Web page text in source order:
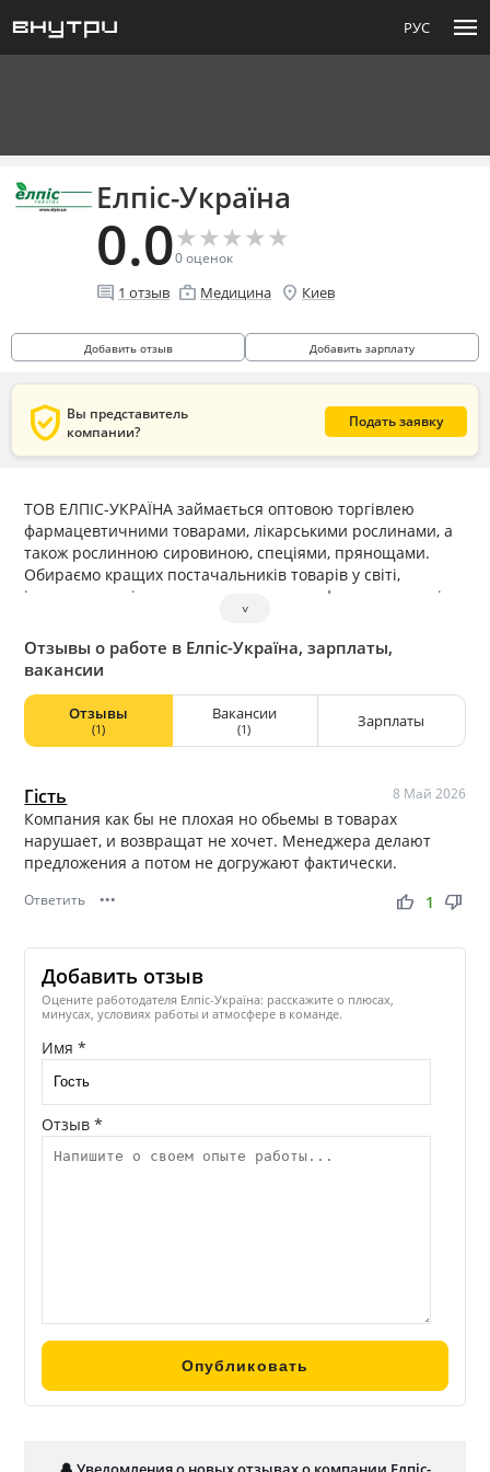
РУС menu
Елпіс-Україна
0.0★
★★
★★
★★
★★
★
0оценок
comment 1 отзыв enterprise Медицина location_on Киев
Добавить отзыв Добавить зарплату
verified_user Вы представитель
компании?
Подать заявку
ТОВ ЕЛПІС-УКРАЇНА займається оптовою торгівлею
фармацевтичними товарами, лікарськими рослинами, а
також рослинною сировиною, спеціями, прянощами.
Обираємо кращих постачальників товарів у світі,
імпортуємо якісну сировину та товари, фармацевтичні
ТОВ ЕЛПІС-УКРАЇНА входить в групу компаній «ELPIS»,
головний офіс якої розташований у м. Рига, Латвія.
˅
Отзывы о работе в Елпіс-Україна, зарплаты,
вакансии
Отзывы
(1)
Вакансии
(1) Зарплаты
Гість 8 Май 2026
Компания как бы не плохая но обьемы в товарах
нарушает, и возвращат не хочет. Менеджера делают
предложения а потом не догружают фактически.
Ответить ••• thumb_up thumb_down
1
Добавить отзыв
Оцените работодателя Елпіс-Україна: расскажите о плюсах,
минусах, условиях работы и атмосфере в команде.
Имя *
Отзыв *